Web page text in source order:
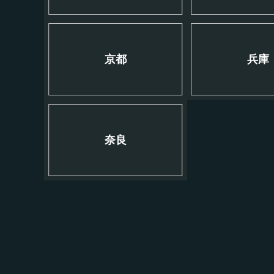
京都 兵庫
奈良